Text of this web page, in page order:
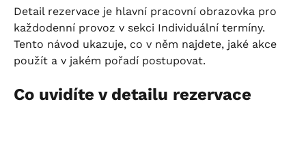
Detail rezervace je hlavní pracovní obrazovka pro
každodenní provoz v sekci Individuální termíny.
Tento návod ukazuje, co v něm najdete, jaké akce
použít a v jakém pořadí postupovat.
Co uvidíte v detailu rezervace